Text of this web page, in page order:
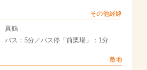
その他経路
真鶴
バス：5分／バス停「前栗場」：1分
敷地